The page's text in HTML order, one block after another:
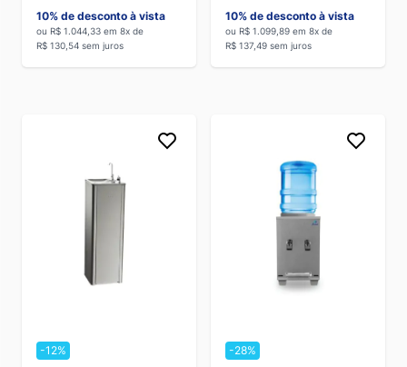
10% de desconto à vista
ou R$ 1.044,33 em 8x de
R$ 130,54 sem juros
10% de desconto à vista
ou R$ 1.099,89 em 8x de
R$ 137,49 sem juros
-12% -28%